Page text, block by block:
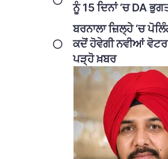
ਨੂੰ 15 ਦਿਨਾਂ ‘ਚ DA
ਬਰਨਾਲਾ ਜ਼ਿਲ੍ਹੇ ‘ਚ
ਕਦੋਂ ਹੋਵੇਗੀ ਨਵੀਆਂ
ਪੜ੍ਹੋ ਖ਼ਬਰ